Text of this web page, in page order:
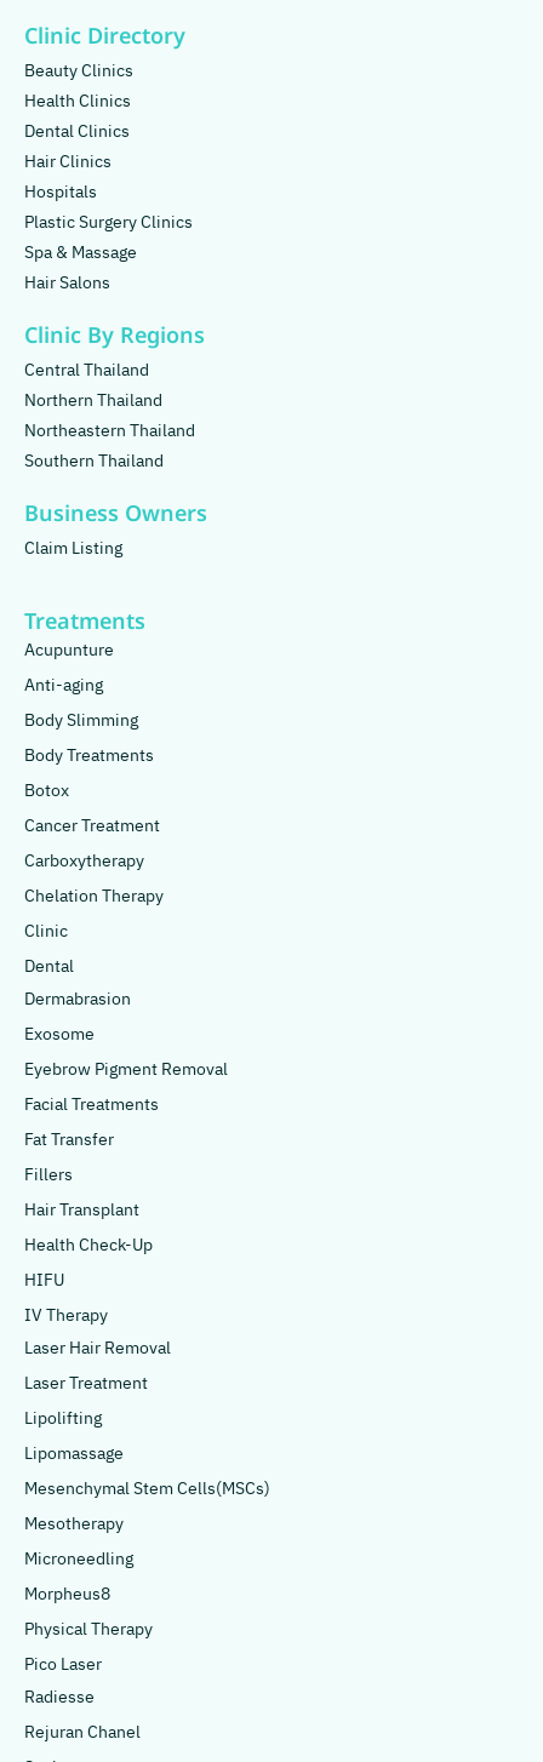
Clinic Directory
Beauty Clinics
Health Clinics
Dental Clinics
Hair Clinics
Hospitals
Plastic Surgery Clinics
Spa & Massage
Hair Salons
Clinic By Regions
Central Thailand
Northern Thailand
Northeastern Thailand
Southern Thailand
Business Owners
Claim Listing
Treatments
Acupunture
Anti-aging
Body Slimming
Body Treatments
Botox
Cancer Treatment
Carboxytherapy
Chelation Therapy
Clinic
Dental
Dermabrasion
Exosome
Eyebrow Pigment Removal
Facial Treatments
Fat Transfer
Fillers
Hair Transplant
Health Check-Up
HIFU
IV Therapy
Laser Hair Removal
Laser Treatment
Lipolifting
Lipomassage
Mesenchymal Stem Cells(MSCs)
Mesotherapy
Microneedling
Morpheus8
Physical Therapy
Pico Laser
Radiesse
Rejuran Chanel